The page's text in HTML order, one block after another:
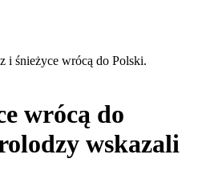
i śnieżyce wrócą do Polski.
wrócą do
wskazali